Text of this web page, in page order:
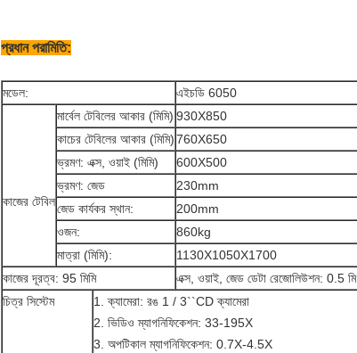
প্রধান পরামিতি:
মডেল: এইচডি 6050
কাজের টেবিল
মার্বেল টেবিলের আকার (মিমি) 930X850
কাচের টেবিলের আকার (মিমি)760X650
ভ্রমণ: এক্স, ওয়াই (মিমি)
600X500
ভ্রমণ: জেড
230mm
জেড কার্যকর স্থান:
200mm
ওজন:
860kg
মাত্রা (মিমি):
1130X1050X1700
কাজের দূরত্ব: 95 মিমি
এক্স, ওয়াই, জেড ডেটা রেজোলিউশন: 0.5 মি
চিত্র সিস্টেম
1. ক্যামেরা: রঙ 1 / 3``CD ক্যামেরা
2. ভিডিও ম্যাগনিফিকেশন: 33-195X
3. অপটিকাল ম্যাগনিফিকেশন: 0.7X-4.5X